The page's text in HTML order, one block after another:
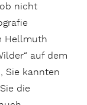
nicht
Hellmuth
auf dem
Sie kannten
die